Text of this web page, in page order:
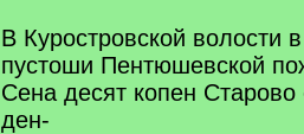
В Куростровской волости
пустоши Пентюшевской
Сена десят копен Старово
ден-